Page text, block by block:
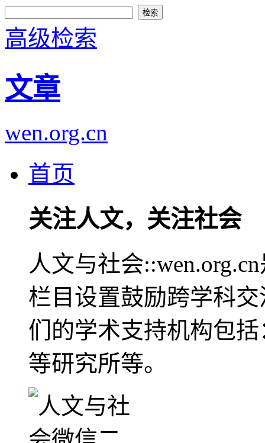
高级检索
文章
wen.org.cn
首页
关注人文，关注社会
人文与社会
栏目设置鼓励跨学科
们的学术支持机构包
等研究所等。